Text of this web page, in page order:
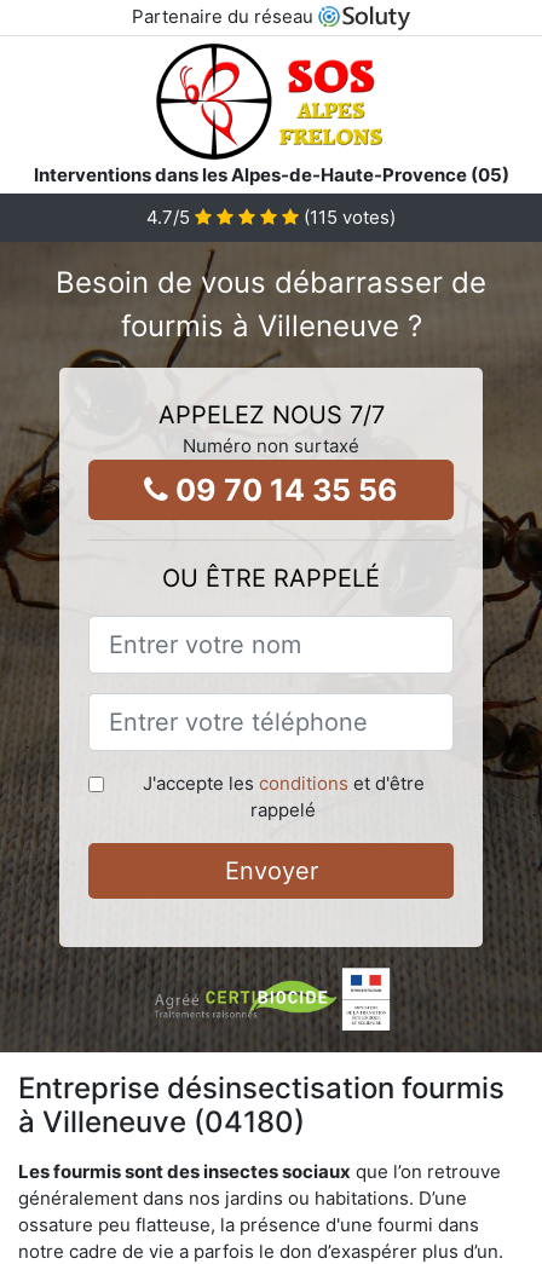
Partenaire du réseau
Interventions dans les Alpes-de-Haute-Provence (05)
4.7/5 (115 votes)
Besoin de vous débarrasser de
fourmis à Villeneuve ?
APPELEZ NOUS 7/7
Numéro non surtaxé
09 70 14 35 56
OU ÊTRE RAPPELÉ
J'accepte les conditions et d'être
rappelé
Envoyer
Entreprise désinsectisation fourmis
à Villeneuve (04180)
Les fourmis sont des insectes sociaux que l’on retrouve
généralement dans nos jardins ou habitations. D’une
ossature peu flatteuse, la présence d'une fourmi dans
notre cadre de vie a parfois le don d’exaspérer plus d’un.